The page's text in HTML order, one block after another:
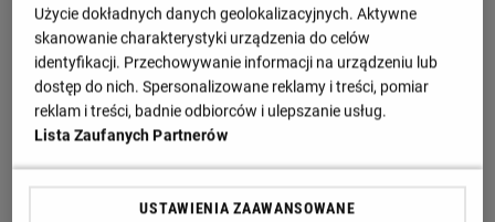
Użycie dokładnych danych geolokalizacyjnych. Aktywne
skanowanie charakterystyki urządzenia do celów
identyfikacji. Przechowywanie informacji na urządzeniu lub
dostęp do nich. Spersonalizowane reklamy i treści, pomiar
reklam i treści, badnie odbiorców i ulepszanie usług.
Lista Zaufanych Partnerów
USTAWIENIA ZAAWANSOWANE